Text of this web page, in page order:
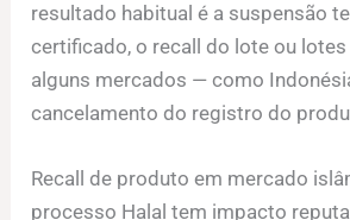
resultado habitual é a suspensão
certificado, o recall do lote ou
alguns mercados — como
cancelamento do registro do
Recall de produto em mercado
processo Halal tem impacto